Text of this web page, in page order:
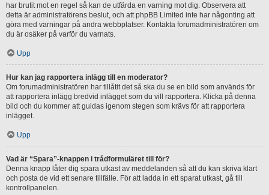
har brutit mot en regel så kan de utfärda en varning mot dig. Observera att
detta är administratörens beslut, och att phpBB Limited inte har någonting att
göra med varningar på andra webbplatser. Kontakta forumadministratören om
du är osäker på varför du varnats.
Upp
Hur kan jag rapportera inlägg till en moderator?
Om forumadministratören har tillåtit det så ska du se en bild som används för
att rapportera inlägg bredvid inlägget som du vill rapportera. Klicka på denna
bild och du kommer att guidas igenom stegen som krävs för att rapportera
inlägget.
Upp
Vad är “Spara”-knappen i trådformuläret till för?
Denna knapp låter dig spara utkast av meddelanden så att du kan skriva klart
och posta de vid ett senare tillfälle. För att ladda in ett sparat utkast, gå till
kontrollpanelen.